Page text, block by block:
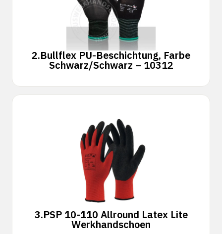
2.Bullflex PU-Beschichtung, Farbe
Schwarz/Schwarz – 10312
3.PSP 10-110 Allround Latex Lite
Werkhandschoen